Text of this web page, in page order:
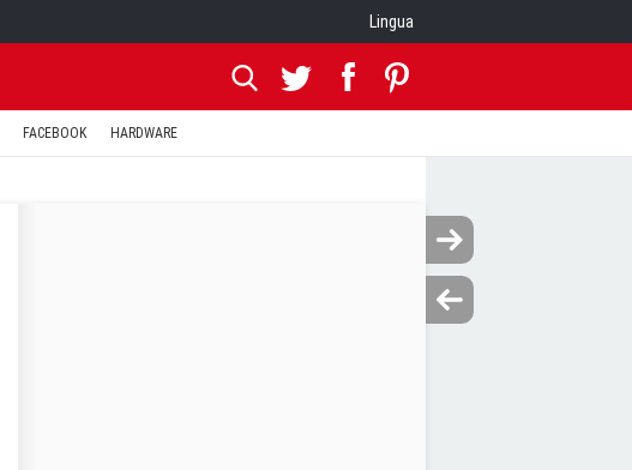
Lingua
FACEBOOK HARDWARE